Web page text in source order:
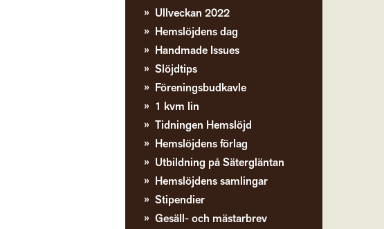
Ullveckan 2022
Hemslöjdens dag
Handmade Issues
Slöjdtips
Föreningsbudkavle
1 kvm lin
Tidningen Hemslöjd
Hemslöjdens förlag
Utbildning på Sätergläntan
Hemslöjdens samlingar
Stipendier
Gesäll- och mästarbrev